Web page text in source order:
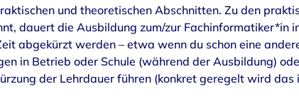
und theoretischen Abschnitten. Zu den
dauert die Ausbildung zum/zur Fachinformatiker*in
abgekürzt werden – etwa wenn du schon eine
in Betrieb oder Schule (während der Ausbildung)
der Lehrdauer führen (konkret geregelt wird das